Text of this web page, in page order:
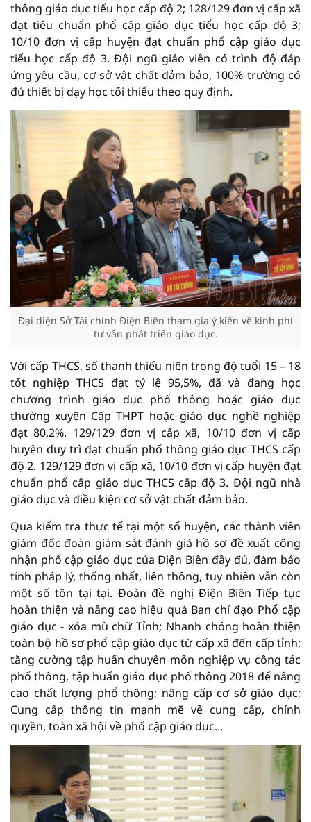
thông giáo dục tiểu học cấp độ 2; 128/129 đơn vị cấp xã
đạt tiêu chuẩn phổ cập giáo dục tiểu học cấp độ 3;
10/10 đơn vị cấp huyện đạt chuẩn phổ cập giáo dục
tiểu học cấp độ 3. Đội ngũ giáo viên có trình độ đáp
ứng yêu cầu, cơ sở vật chất đảm bảo, 100% trường có
đủ thiết bị dạy học tối thiểu theo quy định.
Đại diện Sở Tài chính Điện Biên tham gia ý kiến ​​về kinh phí
tư vấn phát triển giáo dục.
Với cấp THCS, số thanh thiếu niên trong độ tuổi 15 – 18
tốt nghiệp THCS đạt tỷ lệ 95,5%, đã và đang học
chương trình giáo dục phổ thông hoặc giáo dục
thường xuyên Cấp THPT hoặc giáo dục nghề nghiệp
đạt 80,2%. 129/129 đơn vị cấp xã, 10/10 đơn vị cấp
huyện duy trì đạt chuẩn phổ thông giáo dục THCS cấp
độ 2. 129/129 đơn vị cấp xã, 10/10 đơn vị cấp huyện đạt
chuẩn phổ cấp giáo dục THCS cấp độ 3. Đội ngũ nhà
giáo dục và điều kiện cơ sở vật chất đảm bảo.
Qua kiểm tra thực tế tại một số huyện, các thành viên
giám đốc đoàn giám sát đánh giá hồ sơ đề xuất công
nhận phổ cập giáo dục của Điện Biên đầy đủ, đảm bảo
tính pháp lý, thống nhất, liên thông, tuy nhiên vẫn còn
một số tồn tại tại. Đoàn đề nghị Điện Biên Tiếp tục
hoàn thiện và nâng cao hiệu quả Ban chỉ đạo Phổ cập
giáo dục - xóa mù chữ Tỉnh; Nhanh chóng hoàn thiện
toàn bộ hồ sơ phổ cập giáo dục từ cấp xã đến cấp tỉnh;
tăng cường tập huấn chuyên môn nghiệp vụ công tác
phổ thông, tập huấn giáo dục phổ thông 2018 để nâng
cao chất lượng phổ thông; nâng cấp cơ sở giáo dục;
Cung cấp thông tin mạnh mẽ về cung cấp, chính
quyền, toàn xã hội về phổ cập giáo dục...